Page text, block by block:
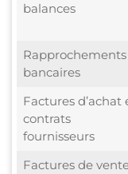
balances
Rapprochements
bancaires
Factures d’achat
contrats
fournisseurs
Factures de